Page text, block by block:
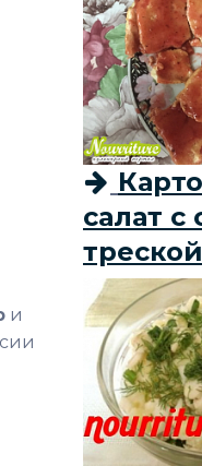
и
салат с
треской